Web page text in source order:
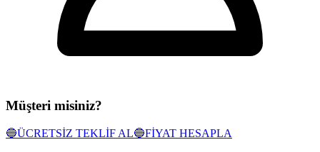
Müşteri misiniz?
🔵ÜCRETSİZ TEKLİF AL🔵FİYAT HESAPLA